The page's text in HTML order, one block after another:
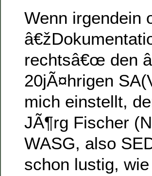
Wenn irgendein
rechtsâ€œ den
20jÃ¤hrigen
mich einstellt,
JÃ¶rg Fischer
WASG, also
schon lustig,